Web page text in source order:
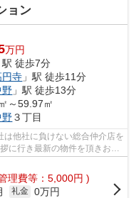
ョン
万円
駅 徒歩7分
円寺 」駅 徒歩11分
野 」駅 徒歩13分
～59.97㎡
野３丁目
は他社に負けない総合仲介店を
に行き最新の物件を頂きお客
理費等：5,000円 )
礼金 0万円